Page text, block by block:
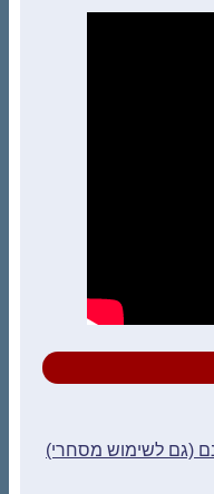
(גם לשימוש מסחרי)